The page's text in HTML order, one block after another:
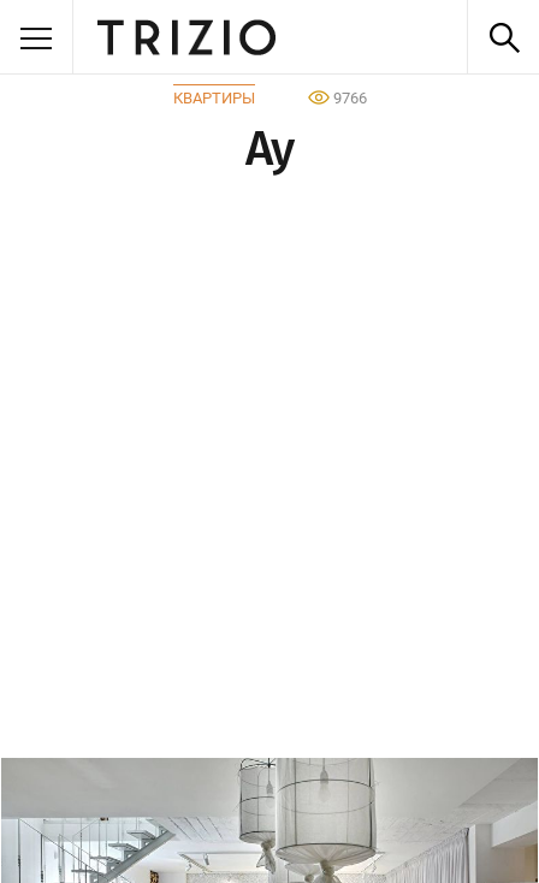
КВАРТИРЫ 9766
Ay